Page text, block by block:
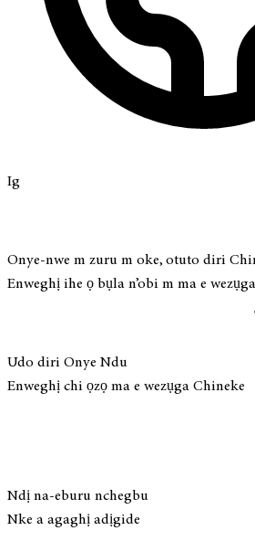
Ig
Onye-nwe m zuru m oke, otuto diri
Enweghị ihe ọ bụla n’obi m ma e
Udo diri Onye Ndu
Enweghị chi ọzọ ma e wezụga Chineke
Ndị na-eburu nchegbu
Nke a agaghị adịgide